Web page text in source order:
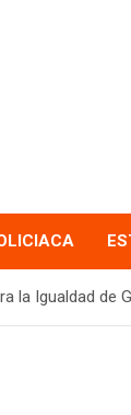
la Igualdad de